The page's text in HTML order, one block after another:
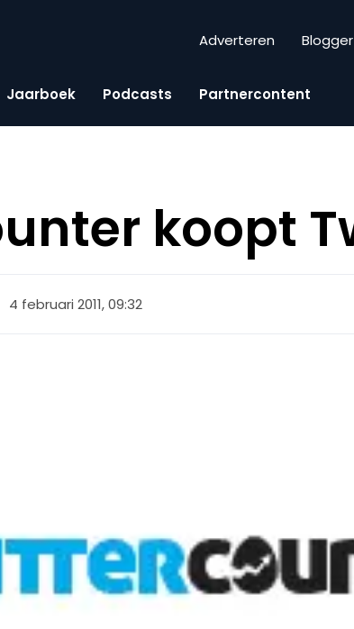
Adverteren
Jaarboek Podcasts Partnercontent
koopt
4 februari 2011, 09:32